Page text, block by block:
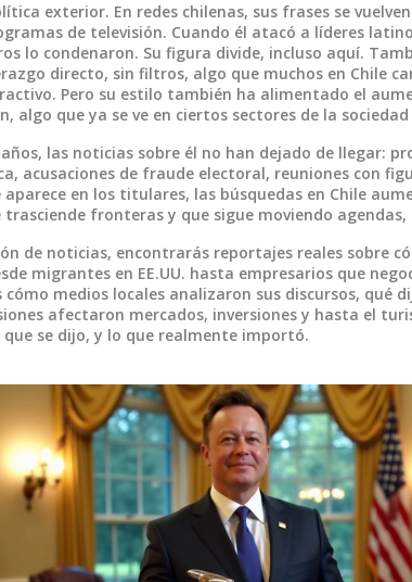
exterior. En redes chilenas, sus frases se
de televisión. Cuando él atacó a líderes
lo condenaron. Su figura divide, incluso aquí.
directo, sin filtros, algo que muchos en Chile
Pero su estilo también ha alimentado el
algo que ya se ve en ciertos sectores de la
las noticias sobre él no han dejado de llegar:
acusaciones de fraude electoral, reuniones con
aparece en los titulares, las búsquedas en Chile
fronteras y que sigue moviendo
de noticias, encontrarás reportajes reales sobre
migrantes en EE.UU. hasta empresarios que
cómo medios locales analizaron sus discursos, qué
afectaron mercados, inversiones y hasta el
que se dijo, y lo que realmente importó.